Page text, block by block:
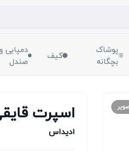
پوشاک
بچگانه
کیف
دمپایی و
صندل
اسپرت
ادیداس